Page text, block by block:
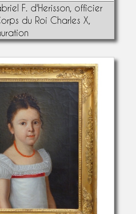
F. d'Herisson, officier
du Roi Charles X,